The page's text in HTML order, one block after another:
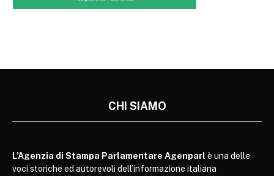
CHI SIAMO
L’Agenzia di Stampa Parlamentare Agenparl è una delle
voci storiche ed autorevoli dell’informazione italiana